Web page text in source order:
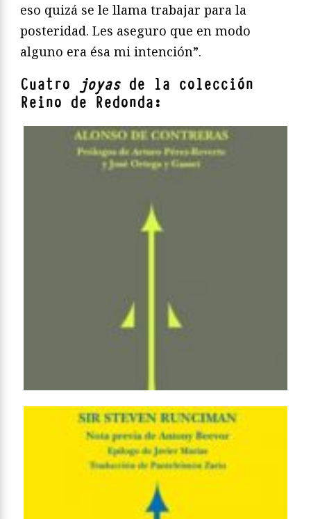
eso quizá se le llama trabajar para la
posteridad. Les aseguro que en modo
alguno era ésa mi intención”.
Cuatro joyas de la colección
Reino de Redonda: